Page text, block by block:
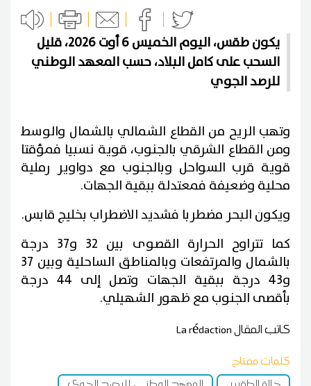
يكون طقس، اليوم الخميس 6 أوت 2026، قليل
السحب على كامل البلاد، حسب المعهد الوطني
للرصد الجوي
وتهب الريح من القطاع الشمالي بالشمال والوسط
ومن القطاع الشرقي بالجنوب، قوية نسبيا فمؤقتا
قوية قرب السواحل وبالجنوب مع دواوير رملية
محلية وضعيفة فمعتدلة ببقية الجهات.
ويكون البحر مضطربا فشديد الاضطراب بخليج قابس.
كما تتراوح الحرارة القصوى بين 32 و37 درجة
بالشمال والمرتفعات وبالمناطق الساحلية وبين 37
و43 درجة ببقية الجهات وتصل إلى 44 درجة
بأقصى الجنوب مع ظهور الشهيلي.
كاتب المقالLa rédaction
كلمات مفتاح